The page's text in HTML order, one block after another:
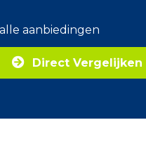
m
Z
j
aanbiedingen
Direct Vergelijken